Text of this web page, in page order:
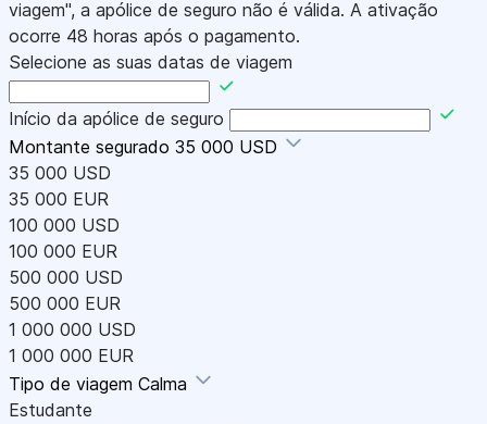
viagem", a apólice de seguro não é válida. A ativação
ocorre 48 horas após o pagamento.
Selecione as suas datas de viagem
Início da apólice de seguro
Montante segurado 35 000 USD
35 000 USD
35 000 EUR
100 000 USD
100 000 EUR
500 000 USD
500 000 EUR
1 000 000 USD
1 000 000 EUR
Tipo de viagem Calma
Estudante